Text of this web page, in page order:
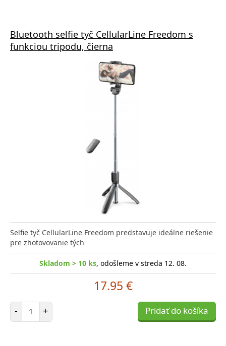
Bluetooth selfie tyč CellularLine Freedom s
funkciou tripodu, čierna
Selfie tyč CellularLine Freedom predstavuje ideálne riešenie
pre zhotovovanie tých
Skladom > 10 ks, odošleme v streda 12. 08.
17.95 €
- Počet položiek
+ Pridať do košíka